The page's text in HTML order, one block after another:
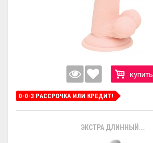
купить
0-0-3 РАССРОЧКА ИЛИ КРЕДИТ!
ЭКСТРА ДЛИННЫЙ...